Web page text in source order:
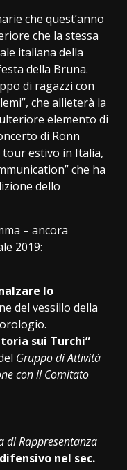
che quest’anno
che la stessa
italiana della
della Bruna.
di ragazzi con
che allieterà la
elemento di
di Ronn
tour estivo in Italia,
che ha
dello
– ancora
2019:
lo
del vessillo della
sui Turchi”
Gruppo di Attività
con il Comitato
di Rappresentanza
nel sec.